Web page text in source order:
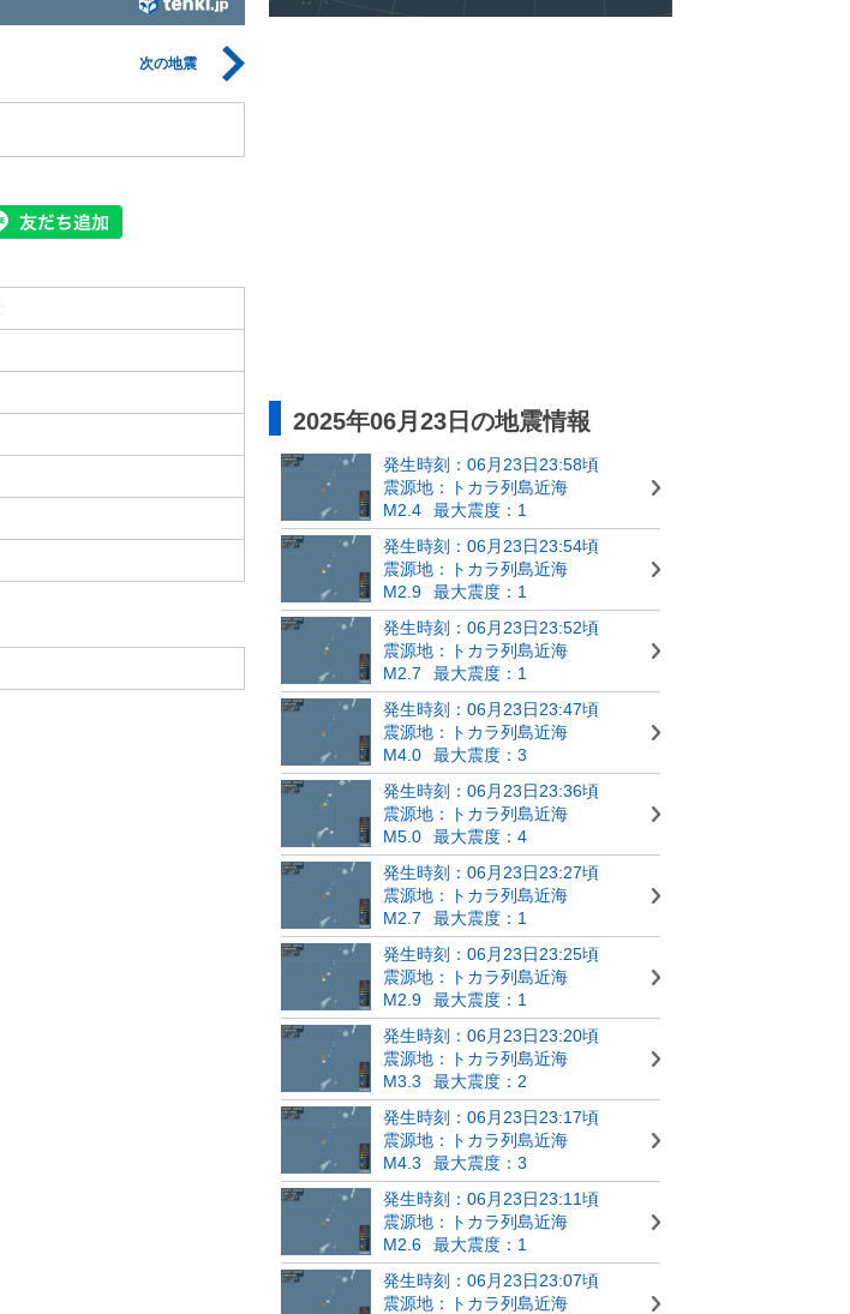
次の地震
2025年06月23日の地震情報
発生時刻：06月23日23:58頃
震源地：トカラ列島近海
M2.4
最大震度：1
発生時刻：06月23日23:54頃
震源地：トカラ列島近海
M2.9
最大震度：1
発生時刻：06月23日23:52頃
震源地：トカラ列島近海
M2.7
最大震度：1
発生時刻：06月23日23:47頃
震源地：トカラ列島近海
M4.0
最大震度：3
発生時刻：06月23日23:36頃
震源地：トカラ列島近海
M5.0
最大震度：4
発生時刻：06月23日23:27頃
震源地：トカラ列島近海
M2.7
最大震度：1
発生時刻：06月23日23:25頃
震源地：トカラ列島近海
M2.9
最大震度：1
発生時刻：06月23日23:20頃
震源地：トカラ列島近海
M3.3
最大震度：2
発生時刻：06月23日23:17頃
震源地：トカラ列島近海
M4.3
最大震度：3
発生時刻：06月23日23:11頃
震源地：トカラ列島近海
M2.6
最大震度：1
発生時刻：06月23日23:07頃
震源地：トカラ列島近海